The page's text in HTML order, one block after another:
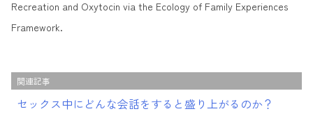
Recreation and Oxytocin via the Ecology of Family Experiences
Framework.
関連記事
セックス中にどんな会話をすると盛り上がるのか？